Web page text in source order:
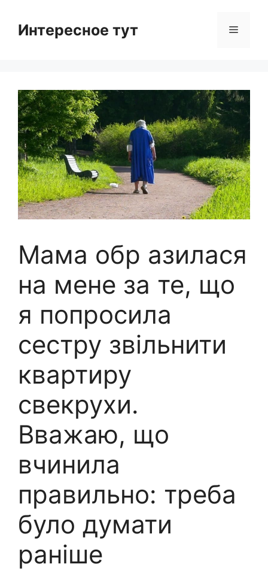
contentИнтересное тут Menu
Мама обр азилася
на мене за те, що
я попросила
сестру звільнити
квартиру
свекрухи.
Вважаю, що
вчинила
правильно: треба
було думати
раніше